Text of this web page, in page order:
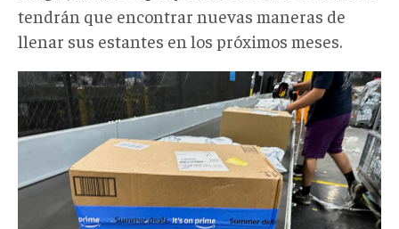
tendrán que encontrar nuevas maneras de
llenar sus estantes en los próximos meses.
2025-
04-
TARIFFS-
AMAZON-
CHINA.JPG